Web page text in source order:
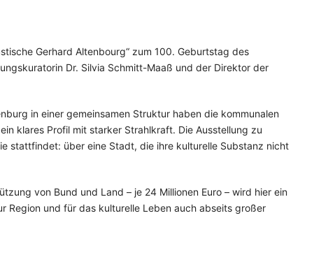
Gerhard Altenbourg“ zum 100. Geburtstag des
Dr. Silvia Schmitt-Maaß und der Direktor der
in einer gemeinsamen Struktur haben die kommunalen
klares Profil mit starker Strahlkraft. Die Ausstellung zu
stattfindet: über eine Stadt, die ihre kulturelle Substanz nicht
von Bund und Land – je 24 Millionen Euro – wird hier ein
Region und für das kulturelle Leben auch abseits großer